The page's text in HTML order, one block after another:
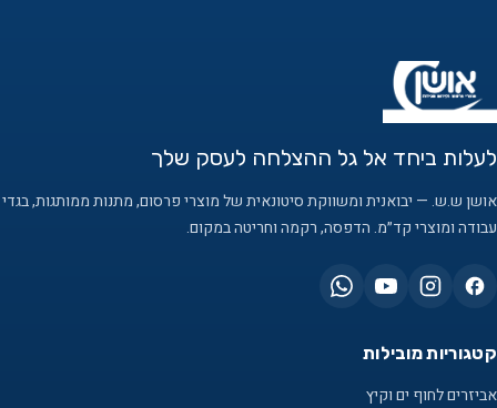
לעלות ביחד אל גל ההצלחה לעסק שלך
אושן ש.ש. — יבואנית ומשווקת סיטונאית של מוצרי פרסום, מתנות ממותגות, בגדי
עבודה ומוצרי קד״מ. הדפסה, רקמה וחריטה במקום.
קטגוריות מובילות
אביזרים לחוף ים וקיץ